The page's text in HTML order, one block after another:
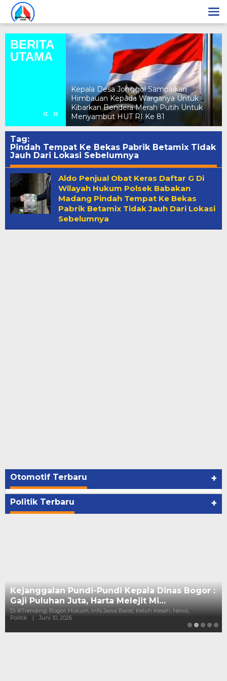
Lewati
konten
BERITA
UTAMA
« »
Kepala Desa Jonggol Sampaikan
Himbauan Kepada Warganya Untuk
Kibarkan Bendera Merah Putih Untuk
Menyambut HUT RI Ke 81
Tag:
Pindah Tempat Ke Bekas Pabrik Betamix Tidak
Jauh Dari Lokasi Sebelumnya
Aldo Penjual Obat Keras Daftar G Di
Wilayah Hukum Polsek Babakan
Madang Pindah Tempat Ke Bekas
Pabrik Betamix Tidak Jauh Dari Lokasi
Sebelumnya
Otomotif Terbaru +
Politik Terbaru +
Kejanggalan Pundi-Pundi Kepala Dinas Bogor :
Gaji Puluhan Juta, Harta Melejit Mi…
Di #Trending, Bogor, Hukum, Info Jawa Barat, Keluh Kesah, News,
Politik
| Juni 10, 2026